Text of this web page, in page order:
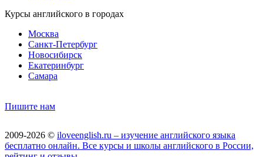
Курсы английского в городах
Москва
Санкт-Петербург
Новосибирск
Екатеринбург
Самара
Пишите нам
2009-2026 © iloveenglish.ru – изучение английского языка
бесплатно онлайн. Все курсы и школы английского в России,